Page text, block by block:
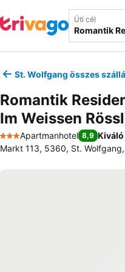
Úti cél
St. Wolfgang összes
Romantik
Im Weissen
3 Kategória
Apartmanhotel 8,9 Kiváló
Markt 113, 5360, St.